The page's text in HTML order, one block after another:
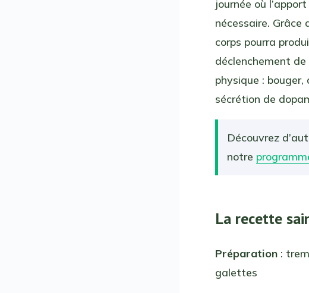
journée où
nécessaire.
corps pourra
déclenchement
physique :
sécrétion de
Découvrez
notre
La recette
Préparation :
galettes